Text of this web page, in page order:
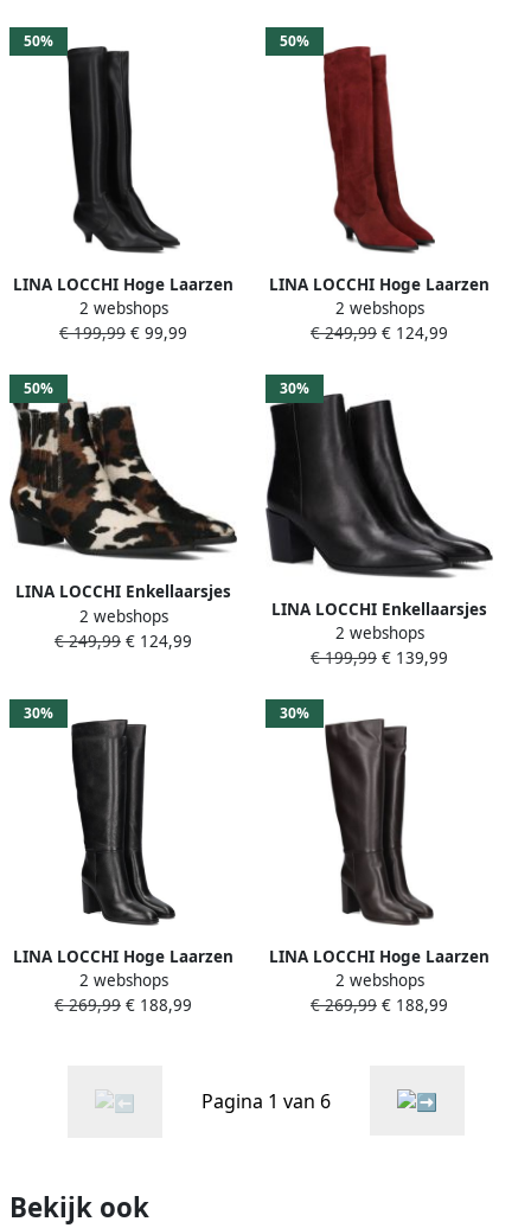
50%
LINA LOCCHI Hoge Laarzen
Dames Av 2501 Maat: 39
Materiaal: Leatherlook
2 webshops
€ 199,99 € 99,99
50%
LINA LOCCHI Hoge Laarzen
Dames Av 256 Maat: 36
Materiaal: Suède Kleur:
2 webshops
€ 249,99 € 124,99
50%
LINA LOCCHI Enkellaarsjes
Dames Av 230 Maat: 39
Materiaal: Ponyhair Kleur:
2 webshops
€ 249,99 € 124,99
30%
LINA LOCCHI Enkellaarsjes
Dames At 156 Maat: 39
Materiaal: Leer Kleur: Zwart
2 webshops
€ 199,99 € 139,99
30%
LINA LOCCHI Hoge Laarzen
Dames At 161 Maat: 42
Materiaal: Leer Kleur: Zwart
2 webshops
€ 269,99 € 188,99
30%
LINA LOCCHI Hoge Laarzen
Dames At 161 Maat: 36
Materiaal: Leer Kleur: Bruin
2 webshops
€ 269,99 € 188,99
Pagina 1 van 6
Bekijk ook